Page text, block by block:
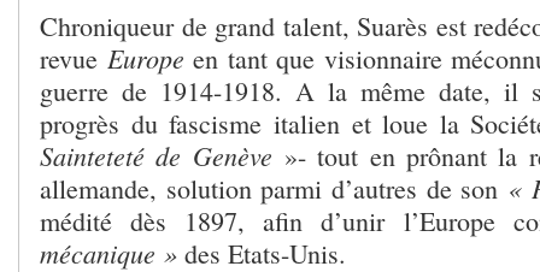
Chroniqueur de grand talent, Suarès est
revue Europe en tant que visionnaire
guerre de 1914-1918. A la même date, il
progrès du fascisme italien et loue la
Sainteteté de Genève »- tout en prônant la
allemande, solution parmi d’autres de son «
médité dès 1897, afin d’unir l’Europe
mécanique » des Etats-Unis.